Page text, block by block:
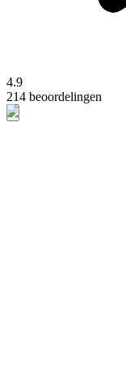
4.9
214 beoordelingen